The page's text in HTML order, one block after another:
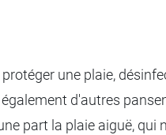
une plaie,
d'autres
part la plaie aiguë,